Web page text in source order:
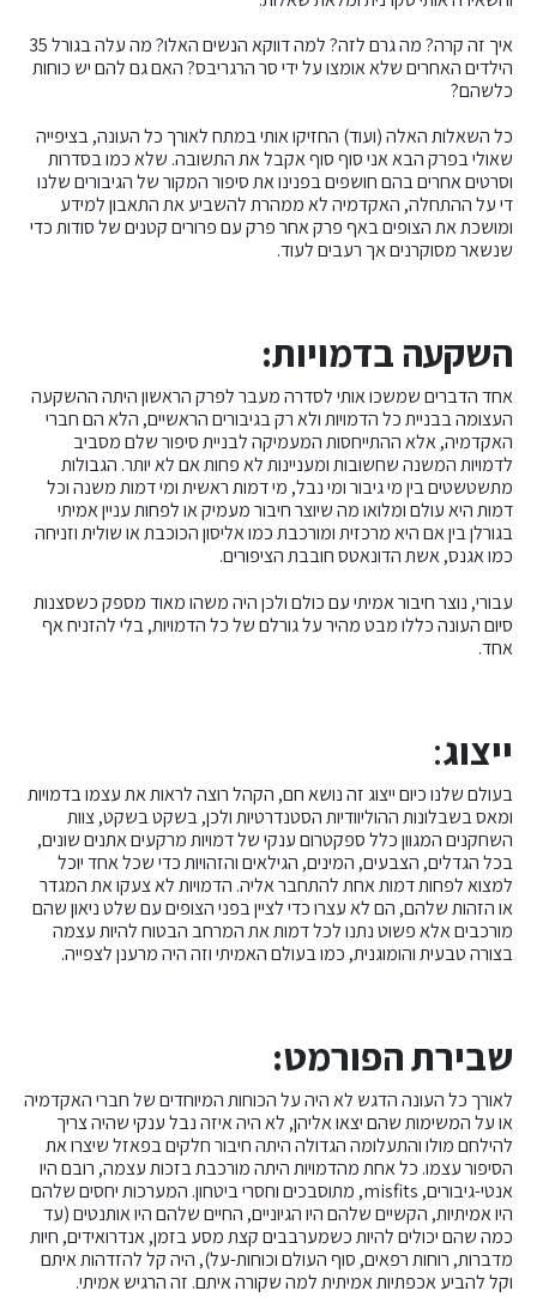
איך זה קרה? מה גרם לזה? למה דווקא הנשים האלו? מה עלה בגורל 35
הילדים האחרים שלא אומצו על ידי סר הרגריבס? האם גם להם יש כוחות
כלשהם?
כל השאלות האלה (ועוד) החזיקו אותי במתח לאורך כל העונה, בציפייה
שאולי בפרק הבא אני סוף סוף אקבל את התשובה. שלא כמו בסדרות
וסרטים אחרים בהם חושפים בפנינו את סיפור המקור של הגיבורים שלנו
די על ההתחלה, האקדמיה לא ממהרת להשביע את התאבון למידע
ומושכת את הצופים באף פרק אחר פרק עם פרורים קטנים של סודות כדי
שנשאר מסוקרנים אך רעבים לעוד.
השקעה בדמויות:
אחד הדברים שמשכו אותי לסדרה מעבר לפרק הראשון היתה ההשקעה
העצומה בבניית כל הדמויות ולא רק בגיבורים הראשיים, הלא הם חברי
האקדמיה, אלא ההתייחסות המעמיקה לבניית סיפור שלם מסביב
לדמויות המשנה שחשובות ומעניינות לא פחות אם לא יותר. הגבולות
מתשטשטים בין מי גיבור ומי נבל, מי דמות ראשית ומי דמות משנה וכל
דמות היא עולם ומלואו מה שיוצר חיבור מעמיק או לפחות עניין אמיתי
בגורלן בין אם היא מרכזית ומורכבת כמו אליסון הכוכבת או שולית וזניחה
כמו אגנס, אשת הדונאטס חובבת הציפורים.
עבורי, נוצר חיבור אמיתי עם כולם ולכן היה משהו מאוד מספק כשסצנות
סיום העונה כללו מבט מהיר על גורלם של כל הדמויות, בלי להזניח אף
אחד.
ייצוג:
בעולם שלנו כיום ייצוג זה נושא חם, הקהל רוצה לראות את עצמו בדמויות
ומאס בשבלונות ההוליוודיות הסטנדרטיות ולכן, בשקט בשקט, צוות
השחקנים המגוון כלל ספקטרום ענקי של דמויות מרקעים אתנים שונים,
בכל הגדלים, הצבעים, המינים, הגילאים והזהויות כדי שכל אחד יוכל
למצוא לפחות דמות אחת להתחבר אליה. הדמויות לא צעקו את המגדר
או הזהות שלהם, הם לא עצרו כדי לציין בפני הצופים עם שלט ניאון שהם
מורכבים אלא פשוט נתנו לכל דמות את המרחב הבטוח להיות עצמה
בצורה טבעית והומוגנית, כמו בעולם האמיתי וזה היה מרענן לצפייה.
שבירת הפורמט:
לאורך כל העונה הדגש לא היה על הכוחות המיוחדים של חברי האקדמיה
או על המשימות שהם יצאו אליהן, לא היה איזה נבל ענקי שהיה צריך
להילחם מולו והתעלומה הגדולה היתה חיבור חלקים בפאזל שיצרו את
הסיפור עצמו. כל אחת מהדמויות היתה מורכבת בזכות עצמה, רובם היו
אנטי-גיבורים, misfits, מתוסבכים וחסרי ביטחון. המערכות יחסים שלהם
היו אמיתיות, הקשיים שלהם היו הגיוניים, החיים שלהם היו אותנטים (עד
כמה שהם יכולים להיות כשמערבבים קצת מסע בזמן, אנדרואידים, חיות
מדברות, רוחות רפאים, סוף העולם וכוחות-על), היה קל להזדהות איתם
וקל להביע אכפתיות אמיתית למה שקורה איתם. זה הרגיש אמיתי.